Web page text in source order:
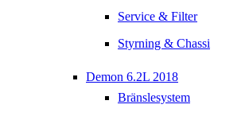
Service & Filter
Styrning & Chassi
Demon 6.2L 2018
Bränslesystem